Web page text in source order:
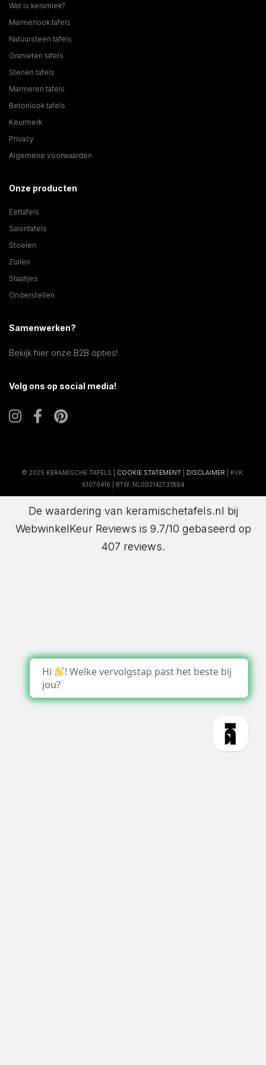
Wat is keramiek?
Marmerlook tafels
Natuursteen tafels
Granieten tafels
Stenen tafels
Marmeren tafels
Betonlook tafels
Keurmerk
Privacy
Algemene voorwaarden
Onze producten
Eettafels
Salontafels
Stoelen
Zuilen
Staaltjes
Onderstellen
Samenwerken?
Bekijk hier onze B2B opties!
Volg ons op social media!
© 2025 KERAMISCHE TAFELS | COOKIE STATEMENT DISCLAIMER | KVK:
61070416 | BTW: NL002142731B64
De waardering van keramischetafels.nl bij
WebwinkelKeur Reviews is 9.7/10 gebaseerd op
407 reviews.
Hi
! Welke vervolgstap past het beste bij
jou?